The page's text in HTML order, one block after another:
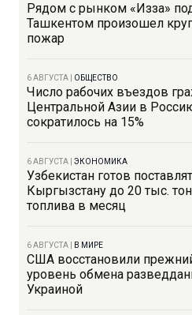
Рядом с рынком «Изза»
Ташкентом произошел
пожар
6 АВГУСТА ОБЩЕСТВО
Число рабочих въездов
Центральной Азии в
сократилось на 15%
6 АВГУСТА ЭКОНОМИКА
Узбекистан готов
Кыргызстану до 20 тыс.
топлива в месяц
6 АВГУСТА В МИРЕ
США восстановили
уровень обмена
Украиной